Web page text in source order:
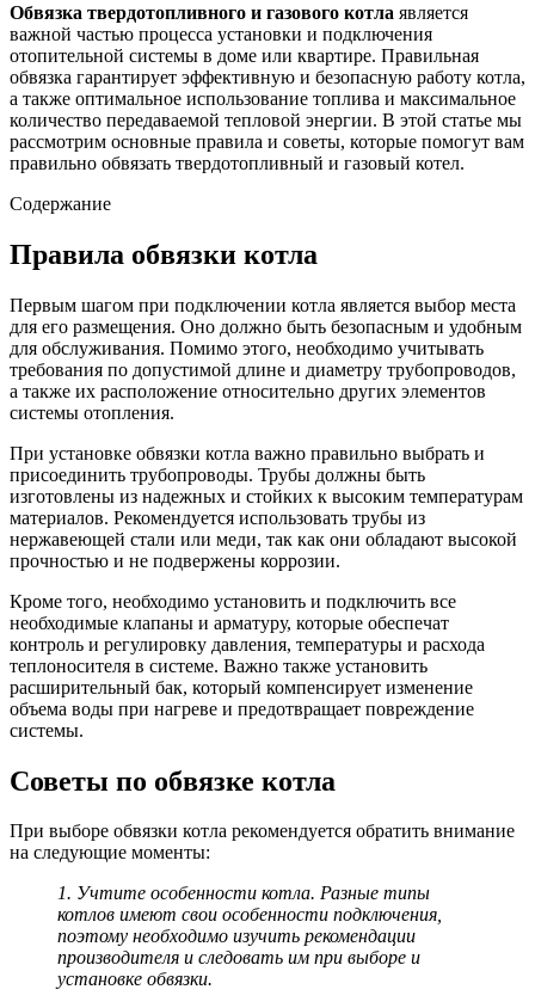
Обвязка твердотопливного и газового котла является
важной частью процесса установки и подключения
отопительной системы в доме или квартире. Правильная
обвязка гарантирует эффективную и безопасную работу котла,
а также оптимальное использование топлива и максимальное
количество передаваемой тепловой энергии. В этой статье мы
рассмотрим основные правила и советы, которые помогут вам
правильно обвязать твердотопливный и газовый котел.
Содержание
Правила обвязки котла
Первым шагом при подключении котла является выбор места
для его размещения. Оно должно быть безопасным и удобным
для обслуживания. Помимо этого, необходимо учитывать
требования по допустимой длине и диаметру трубопроводов,
а также их расположение относительно других элементов
системы отопления.
При установке обвязки котла важно правильно выбрать и
присоединить трубопроводы. Трубы должны быть
изготовлены из надежных и стойких к высоким температурам
материалов. Рекомендуется использовать трубы из
нержавеющей стали или меди, так как они обладают высокой
прочностью и не подвержены коррозии.
Кроме того, необходимо установить и подключить все
необходимые клапаны и арматуру, которые обеспечат
контроль и регулировку давления, температуры и расхода
теплоносителя в системе. Важно также установить
расширительный бак, который компенсирует изменение
объема воды при нагреве и предотвращает повреждение
системы.
Советы по обвязке котла
При выборе обвязки котла рекомендуется обратить внимание
на следующие моменты:
1. Учтите особенности котла. Разные типы
котлов имеют свои особенности подключения,
поэтому необходимо изучить рекомендации
производителя и следовать им при выборе и
установке обвязки.